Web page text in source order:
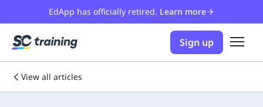
EdApp has officially retired. Learn more
Sign up
View all articles